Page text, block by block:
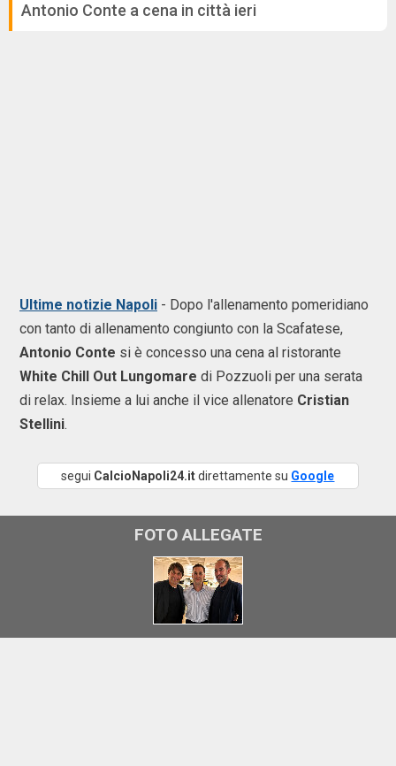
Antonio Conte a cena in città ieri
Ultime notizie Napoli - Dopo l'allenamento pomeridiano
con tanto di allenamento congiunto con la Scafatese,
Antonio Conte si è concesso una cena al ristorante
White Chill Out Lungomare di Pozzuoli per una serata
di relax. Insieme a lui anche il vice allenatore Cristian
Stellini.
segui CalcioNapoli24.itdirettamente su Google
FOTO ALLEGATE